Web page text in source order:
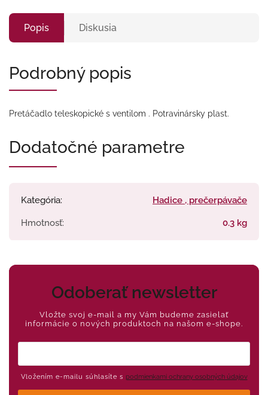
Popis Diskusia
Podrobný popis
Pretáčadlo teleskopické s ventilom . Potravinársky plast.
Dodatočné parametre
Kategória: Hadice , prečerpávače
Hmotnosť: 0.3 kg
Odoberať newsletter
Vložte svoj e-mail a my Vám budeme zasielať
informácie o nových produktoch na našom e-shope.
Vložením e-mailu súhlasíte s podmienkami ochrany osobných údajov